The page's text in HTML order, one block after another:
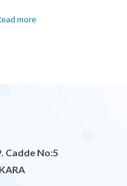
more
Cadde No:5